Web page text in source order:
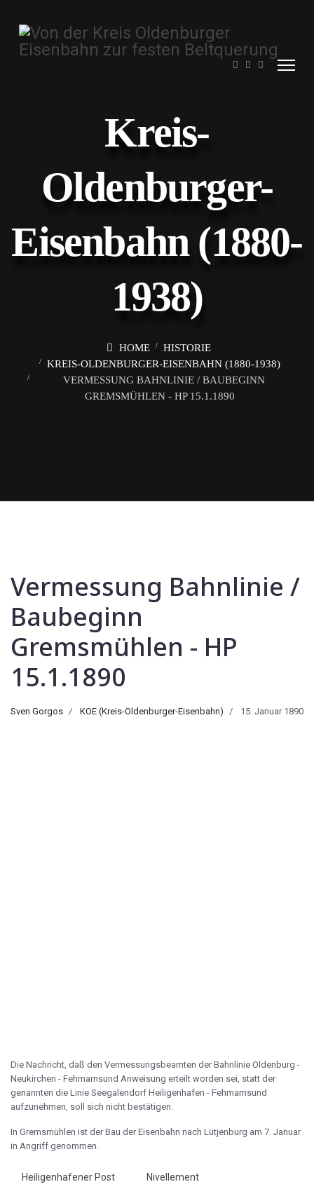
Kreis-
Oldenburger-
Eisenbahn (1880-
1938)
HOME
HISTORIE
KREIS-OLDENBURGER-EISENBAHN (1880-1938)
VERMESSUNG BAHNLINIE / BAUBEGINN
GREMSMÜHLEN - HP 15.1.1890
Vermessung Bahnlinie /
Baubeginn
Gremsmühlen - HP
15.1.1890
Sven Gorgos KOE (Kreis-Oldenburger-Eisenbahn) 15. Januar 1890
Die Nachricht, daß den Vermessungsbeamten der Bahnlinie Oldenburg -
Neukirchen - Fehmarnsund Anweisung erteilt worden sei, statt der
genannten die Linie Seegalendorf Heiligenhafen - Fehmarnsund
aufzunehmen, soll sich nicht bestätigen.
In Gremsmühlen ist der Bau der Eisenbahn nach Lütjenburg am 7. Januar
in Angriff genommen.
Heiligenhafener Post Nivellement